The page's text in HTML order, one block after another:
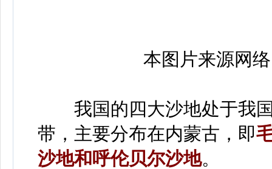
本图片来源网
我国的四大沙地处于我国
带，主要分布在内蒙古，即
沙地和呼伦贝尔沙地。